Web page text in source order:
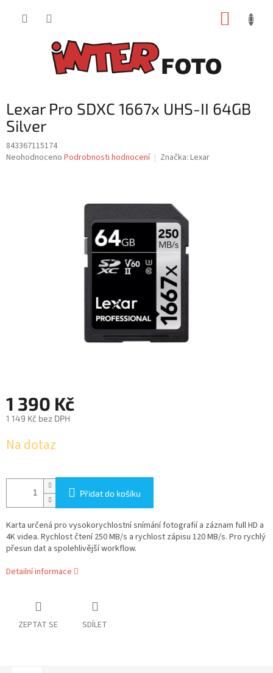
Lexar Pro SDXC 1667x UHS-II 64GB
Silver
843367115174
Průměrné
Neohodnoceno Podrobnosti hodnocení Značka: Lexar
1 390 Kč
1 149 Kč bez DPH
cena:
Na dotaz
Přidat do košíku
Karta určená pro vysokorychlostní snímání fotografií a záznam full HD a
4K videa. Rychlost čtení 250 MB/s a rychlost zápisu 120 MB/s. Pro rychlý
přesun dat a spolehlivější workflow.
Detailní informace
ZEPTAT SE SDÍLET